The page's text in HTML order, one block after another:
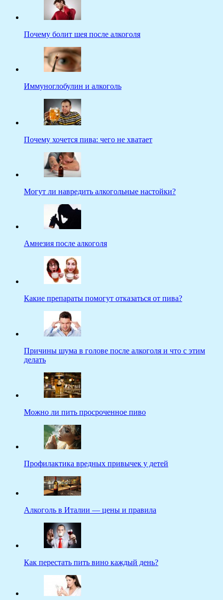
Почему болит шея после алкоголя
Иммуноглобулин и алкоголь
Почему хочется пива: чего не хватает
Могут ли навредить алкогольные настойки?
Амнезия после алкоголя
Какие препараты помогут отказаться от пива?
Причины шума в голове после алкоголя и что с этим
делать
Можно ли пить просроченное пиво
Профилактика вредных привычек у детей
Алкоголь в Италии — цены и правила
Как перестать пить вино каждый день?